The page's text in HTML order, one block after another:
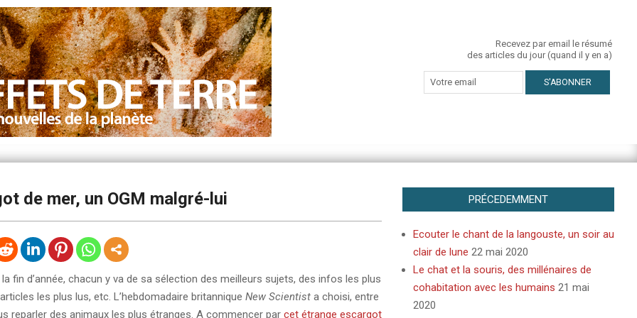
Recevez par email le résumé
des articles du jour (quand il y en a)
de mer, un OGM malgré-lui
fin d’année, chacun y va de sa sélection des meilleurs sujets, des infos les plus
les plus lus, etc. L’hebdomadaire britannique New Scientista choisi, entre
reparler des animaux les plus étranges. A commencer par cet étrange escargot
PRÉCEDEMMENT
Ecouter le chant de la langouste, un soir au
clair de lune 22 mai 2020
Le chat et la souris, des millénaires de
cohabitation avec les humains 21 mai
2020